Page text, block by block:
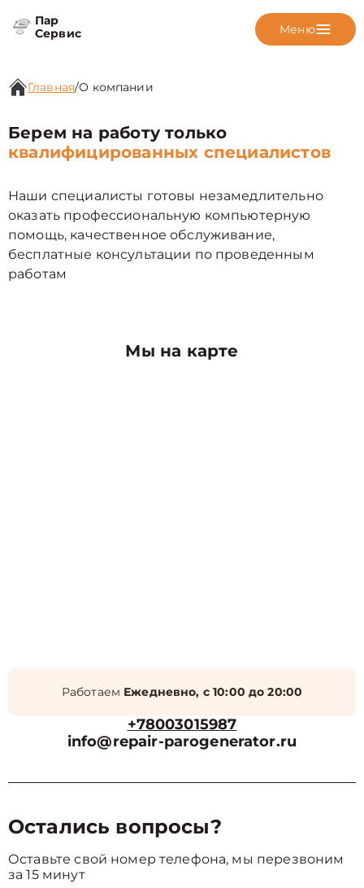
Пар
Сервис
Меню
Главная/О компании
Берем на работу только
квалифицированных специалистов
Наши специалисты готовы незамедлительно
оказать профессиональную компьютерную
помощь, качественное обслуживание,
бесплатные консультации по проведенным
работам
Мы на карте
Работаем Ежедневно, с 10:00 до 20:00
+78003015987
info@repair-parogenerator.ru
Остались вопросы?
Оставьте свой номер телефона, мы перезвоним
за 15 минут